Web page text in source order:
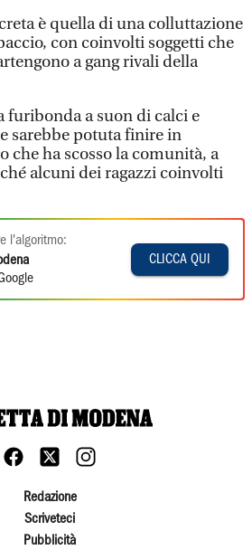
è quella di una colluttazione
con coinvolti soggetti che
a gang rivali della
furibonda a suon di calci e
sarebbe potuta finire in
che ha scosso la comunità, a
alcuni dei ragazzi coinvolti
l'algoritmo:
CLICCA QUI
Redazione
Scriveteci
Pubblicità